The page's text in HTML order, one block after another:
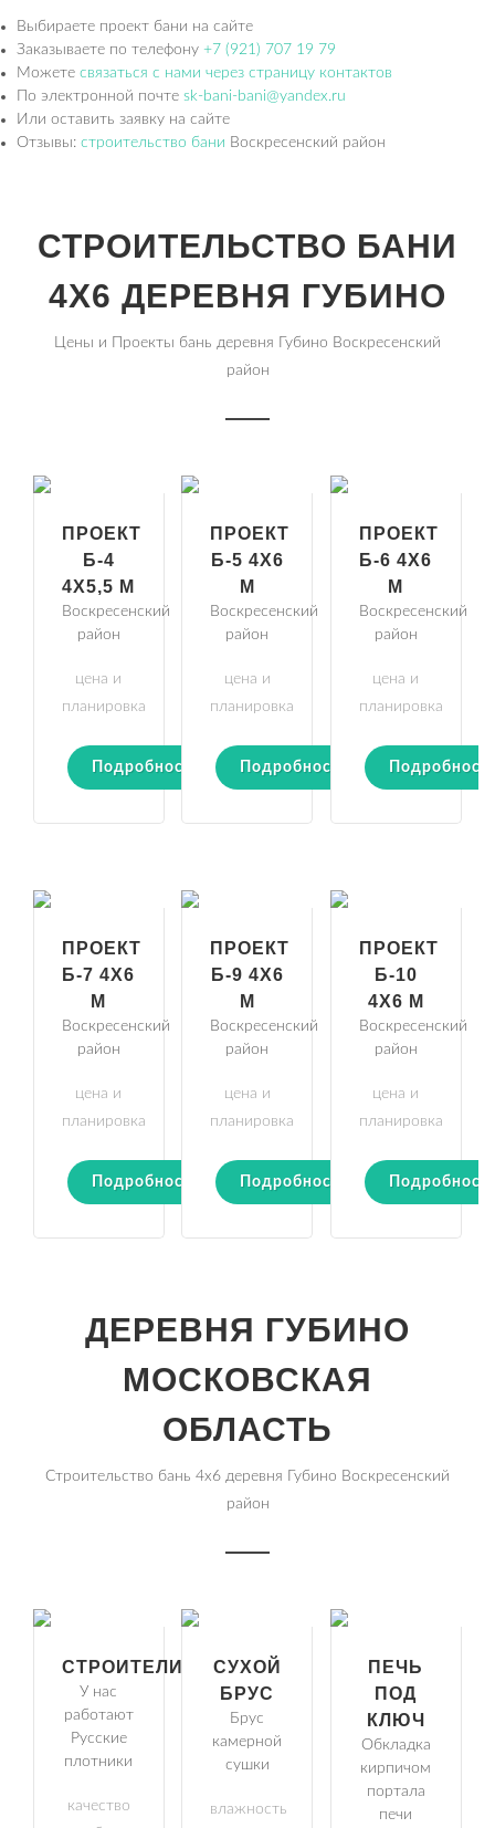
Выбираете проект бани на сайте
Заказываете по телефону +7 (921) 707 19 79
Можете связаться с нами через страницу контактов
По электронной почте sk-bani-bani@yandex.ru
Или оставить заявку на сайте
Отзывы: строительство бани Воскресенский район
СТРОИТЕЛЬСТВО БАНИ
4Х6 ДЕРЕВНЯ ГУБИНО
Цены и Проекты бань деревня Губино Воскресенский
район
ПРОЕКТ
Б-4
4Х5,5 М
Воскресенский
район
цена и
планировка
Подробности
ПРОЕКТ
Б-5 4Х6
М
Воскресенский
район
цена и
планировка
Подробности
ПРОЕКТ
Б-6 4Х6
М
Воскресенский
район
цена и
планировка
ПРОЕКТ
Б-7 4Х6
М
Воскресенский
район
цена и
планировка
Подробности
ПРОЕКТ
Б-9 4Х6
М
Воскресенский
район
цена и
планировка
Подробности
ПРОЕКТ
Б-10
4Х6 М
Воскресенский
район
цена и
планировка
ДЕРЕВНЯ ГУБИНО
МОСКОВСКАЯ
ОБЛАСТЬ
Строительство бань 4х6 деревня Губино Воскресенский
район
СТРОИТЕЛИ
У нас
работают
Русские
плотники
качество
СУХОЙ
БРУС
Брус
камерной
сушки
влажность
ПЕЧЬ
ПОД
КЛЮЧ
Обкладка
кирпичом
портала
печи